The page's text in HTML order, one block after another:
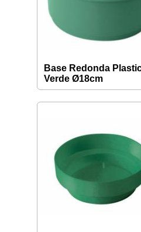
Base Redonda
Verde Ø18cm